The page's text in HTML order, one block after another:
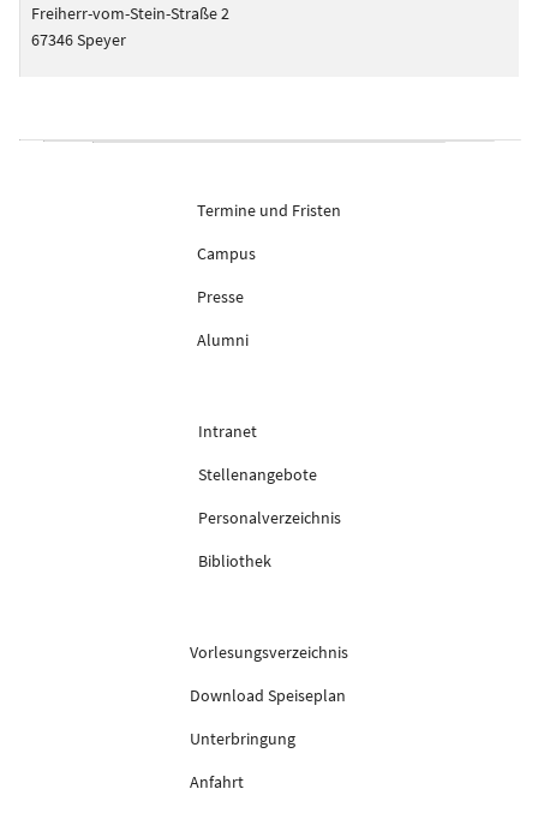
Freiherr-vom-Stein-Straße 2
67346 Speyer
Termine und Fristen
Campus
Presse
Alumni
Intranet
Stellenangebote
Personalverzeichnis
Bibliothek
Vorlesungsverzeichnis
Download Speiseplan
Unterbringung
Anfahrt